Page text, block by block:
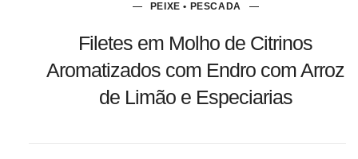
PEIXE • PESCADA
Filetes em Molho de Citrinos
Aromatizados com Endro com Arroz
de Limão e Especiarias